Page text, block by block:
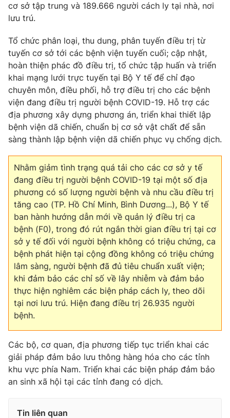
cơ sở tập trung và 189.666 người cách ly tại nhà, nơi
lưu trú.
Tổ chức phân loại, thu dung, phân tuyến điều trị từ
tuyến cơ sở tới các bệnh viện tuyến cuối; cập nhật,
hoàn thiện phác đồ điều trị, tổ chức tập huấn và triển
khai mạng lưới trực tuyến tại Bộ Y tế để chỉ đạo
chuyên môn, điều phối, hỗ trợ điều trị cho các bệnh
viện đang điều trị người bệnh COVID-19. Hỗ trợ các
địa phương xây dựng phương án, triển khai thiết lập
bệnh viện dã chiến, chuẩn bị cơ sở vật chất để sẵn
sàng thành lập bệnh viện dã chiến phục vụ chống dịch.
Nhằm giảm tình trạng quá tải cho các cơ sở y tế
đang điều trị người bệnh COVID-19 tại một số địa
phương có số lượng người bệnh và nhu cầu điều trị
tăng cao (TP. Hồ Chí Minh, Bình Dương...), Bộ Y tế
ban hành hướng dẫn mới về quản lý điều trị ca
bệnh (F0), trong đó rút ngắn thời gian điều trị tại cơ
sở y tế đối với người bệnh không có triệu chứng, ca
bệnh phát hiện tại cộng đồng không có triệu chứng
lâm sàng, người bệnh đã đủ tiêu chuẩn xuất viện;
khi đảm bảo các chỉ số về lây nhiễm và đảm bảo
thực hiện nghiêm các biện pháp cách ly, theo dõi
tại nơi lưu trú. Hiện đang điều trị 26.935 người
bệnh.
Các bộ, cơ quan, địa phương tiếp tục triển khai các
giải pháp đảm bảo lưu thông hàng hóa cho các tỉnh
khu vực phía Nam. Triển khai các biện pháp đảm bảo
an sinh xã hội tại các tỉnh đang có dịch.
Tin liên quan